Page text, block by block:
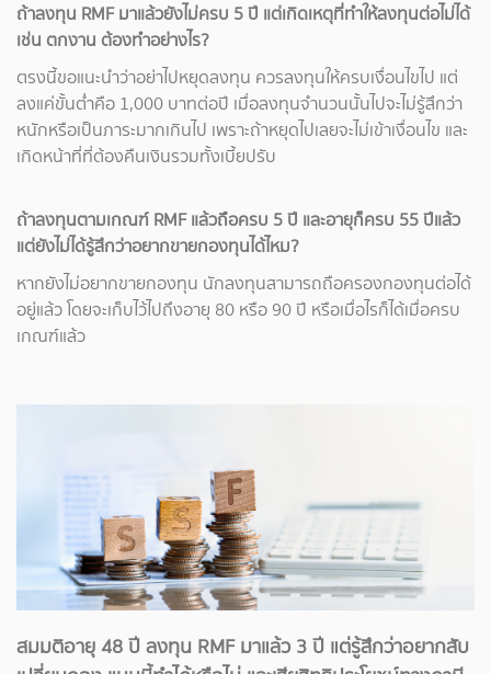
ถ้าลงทุน RMF มาแล้วยังไม่ครบ 5 ปี แต่เกิดเหตุที่ทำให้ลงทุนต่อไม่ได้
เช่น ตกงาน ต้องทำอย่างไร?
ตรงนี้ขอแนะนำว่าอย่าไปหยุดลงทุน ควรลงทุนให้ครบเงื่อนไขไป แต่
ลงแค่ขั้นต่ำคือ 1,000 บาทต่อปี เมื่อลงทุนจำนวนนั้นไปจะไม่รู้สึกว่า
หนักหรือเป็นภาระมากเกินไป เพราะถ้าหยุดไปเลยจะไม่เข้าเงื่อนไข และ
เกิดหน้าที่ที่ต้องคืนเงินรวมทั้งเบี้ยปรับ
ถ้าลงทุนตามเกณฑ์ RMF แล้วถือครบ 5 ปี และอายุก็ครบ 55 ปีแล้ว
แต่ยังไม่ได้รู้สึกว่าอยากขายกองทุนได้ไหม?
หากยังไม่อยากขายกองทุน นักลงทุนสามารถถือครองกองทุนต่อได้
อยู่แล้ว โดยจะเก็บไว้ไปถึงอายุ 80 หรือ 90 ปี หรือเมื่อไรก็ได้เมื่อครบ
เกณฑ์แล้ว
สมมติอายุ 48 ปี ลงทุน RMF มาแล้ว 3 ปี แต่รู้สึกว่าอยากสับ